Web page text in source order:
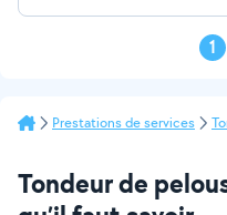
1
Prestations de services
Tondeur de